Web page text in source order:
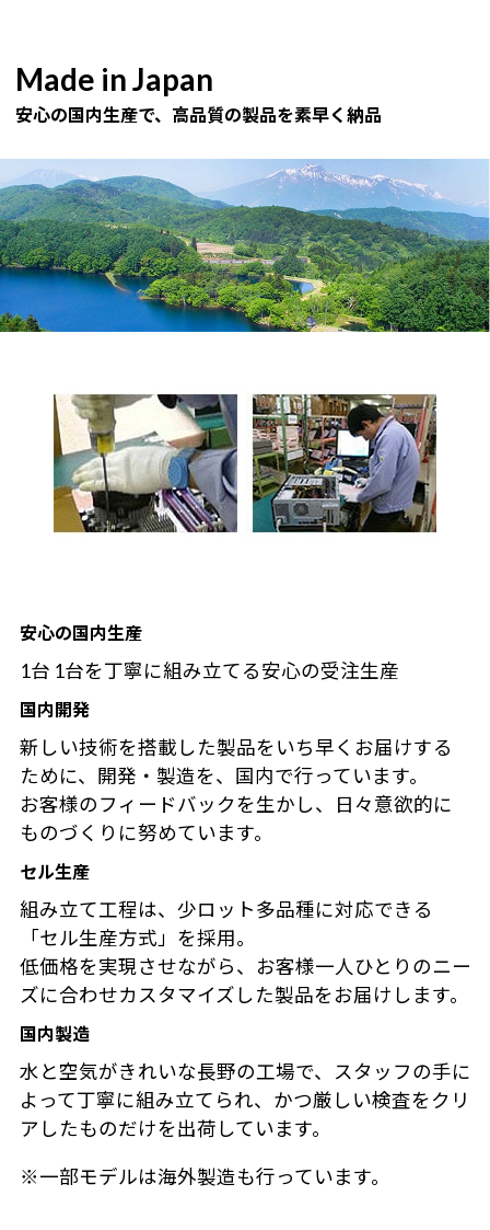
Made in Japan
安心の国内生産で、高品質の製品を素早く納品
安心の国内生産
1台 1台を丁寧に組み立てる安心の受注生産
国内開発
新しい技術を搭載した製品をいち早くお届けする
ために、開発・製造を、国内で行っています。
お客様のフィードバックを生かし、日々意欲的に
ものづくりに努めています。
セル生産
組み立て工程は、少ロット多品種に対応できる
「セル生産方式」を採用。
低価格を実現させながら、お客様一人ひとりのニー
ズに合わせカスタマイズした製品をお届けします。
国内製造
水と空気がきれいな長野の工場で、スタッフの手に
よって丁寧に組み立てられ、かつ厳しい検査をクリ
アしたものだけを出荷しています。
※一部モデルは海外製造も行っています。